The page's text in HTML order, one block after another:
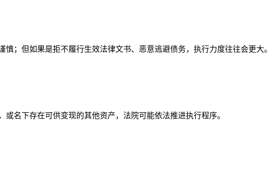
但如果是拒不履行生效法律文书、恶意逃避债务，执行力度往往会更大。
下存在可供变现的其他资产，法院可能依法推进执行程序。